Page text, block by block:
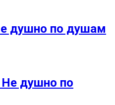
душно по душам
душно по